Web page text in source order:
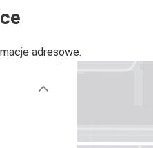
adresowe.